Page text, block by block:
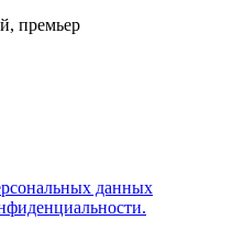
премьер
данных